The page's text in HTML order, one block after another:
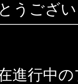
うござ
進行中